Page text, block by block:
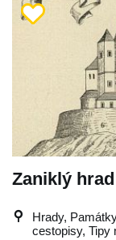
Zaniklý
Hrady,
cestopisy, Tipy